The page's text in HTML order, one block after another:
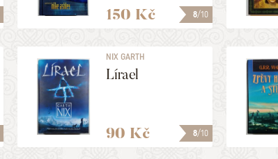
8/10
150 Kč
8/10
NIX GARTH
Lírael
90 Kč